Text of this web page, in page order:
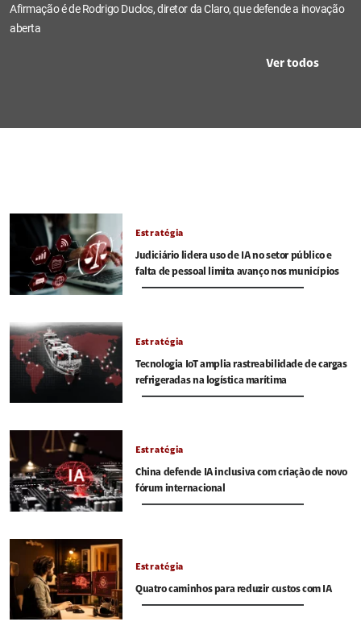
Afirmação é de Rodrigo Duclos, diretor da Claro, que defende a inovação
aberta
Ver todos
Estratégia
Judiciário lidera uso de IA no setor público e
falta de pessoal limita avanço nos municípios
Estratégia
Tecnologia IoT amplia rastreabilidade de cargas
refrigeradas na logística marítima
Estratégia
China defende IA inclusiva com criação de novo
fórum internacional
Estratégia
Quatro caminhos para reduzir custos com IA